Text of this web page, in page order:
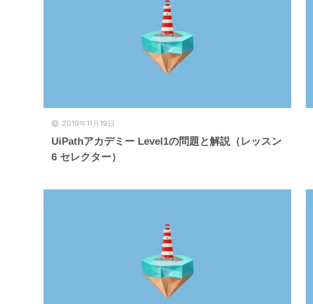
2019年11月19日
UiPathアカデミー Level1の問題と解説（レッスン
6 セレクター）